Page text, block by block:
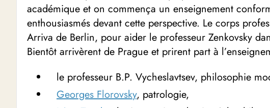
académique et on commença un enseignement
enthousiasmés devant cette perspective. Le corps
Arriva de Berlin, pour aider le professeur Zenkovsky
Bientôt arrivèrent de Prague et prirent part à
le professeur B.P. Vycheslavtsev, philosophie
Georges Florovsky, patrologie,